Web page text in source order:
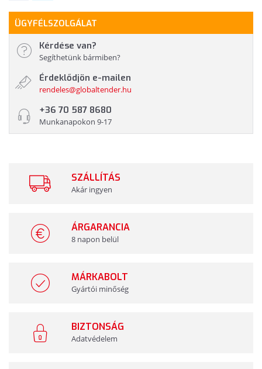
ÜGYFÉLSZOLGÁLAT
Kérdése van?
Segíthetünk bármiben?
Érdeklődjön e-mailen
rendeles@globaltender.hu
+36 70 587 8680
Munkanapokon 9-17
SZÁLLÍTÁS
Akár ingyen
ÁRGARANCIA
8 napon belül
MÁRKABOLT
Gyártói minőség
BIZTONSÁG
Adatvédelem